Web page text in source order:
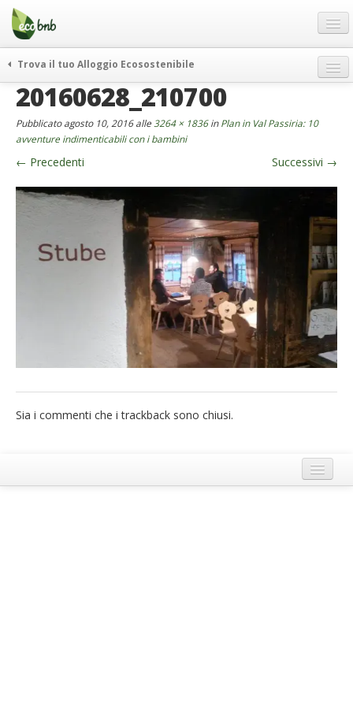
Menu
Salta
contenuto
Offerte Speciali
Regali
FAQ
Chi Siamo
Partner
Contatti
Italiano
Trova il tuo Alloggio Ecosostenibile
weekend green
curiosità
vivere e viaggiare verde
news ed eventi
20160628_210700
Pubblicatoagosto 10, 2016alle 3264 × 1836inPlan in Val Passiria: 10
avventure indimenticabili con i bambini
← Precedenti Successivi →
Sia i commenti che i trackback sono chiusi.